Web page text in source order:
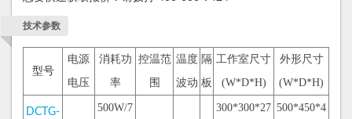
技术参数
型号
电源
电压
消耗功
率
控温范
围
温度
波动
隔
板
工作室尺寸
(W*D*H)
外形尺寸
(W*D*H)
DCTG-
500W/7
300*300*27 500*450*4